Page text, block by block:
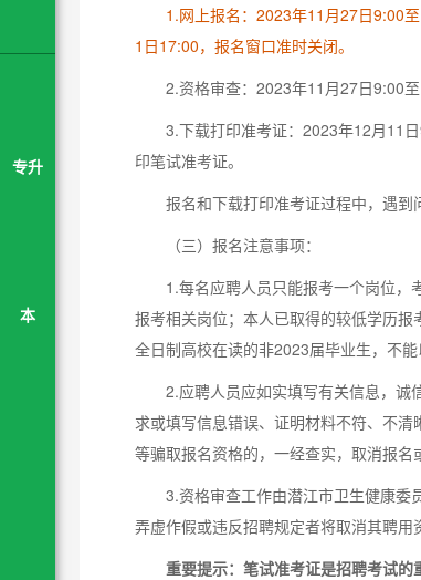
专升
本
1.网上报名：2023年11月27日9:00
1日17:00，报名窗口准时关闭。
2.资格审查：2023年11月27日9:00
3.下载打印准考证：2023年12月11
印笔试准考证。
报名和下载打印准考证过程中，遇到
（三）报名注意事项：
1.每名应聘人员只能报考一个岗位
报考相关岗位；本人已取得的较低学历报
全日制高校在读的非2023届毕业生，不
2.应聘人员应如实填写有关信息，诚
求或填写信息错误、证明材料不符、不
等骗取报名资格的，一经查实，取消报名
3.资格审查工作由潜江市卫生健康委
弄虚作假或违反招聘规定者将取消其聘用
重要提示：笔试准考证是招聘考试的